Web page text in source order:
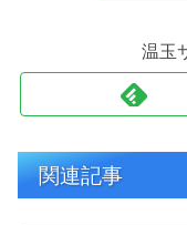
温玉
関連記事